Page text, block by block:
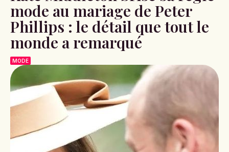
mode au mariage de Peter
Phillips : le détail que tout le
monde a remarqué
MODE